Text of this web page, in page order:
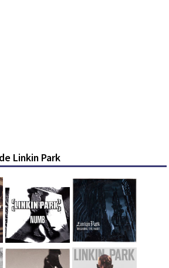
Linkin Park